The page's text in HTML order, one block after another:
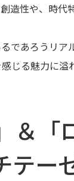
造性や、時
であろうリ
じる魅力に溢
＆
テー